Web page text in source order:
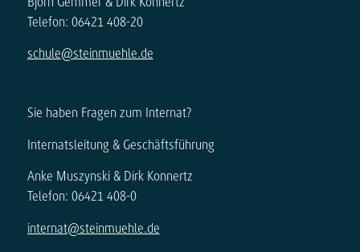
Telefon: 06421 408-20
schule@steinmuehle.de
Sie haben Fragen zum Internat?
Internatsleitung & Geschäftsführung
Anke Muszynski & Dirk Konnertz
Telefon: 06421 408-0
internat@steinmuehle.de